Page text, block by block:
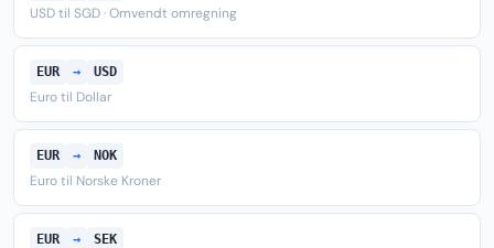
USD til SGD · Omvendt omregning
EUR → USD
Euro til Dollar
EUR → NOK
Euro til Norske Kroner
EUR → SEK